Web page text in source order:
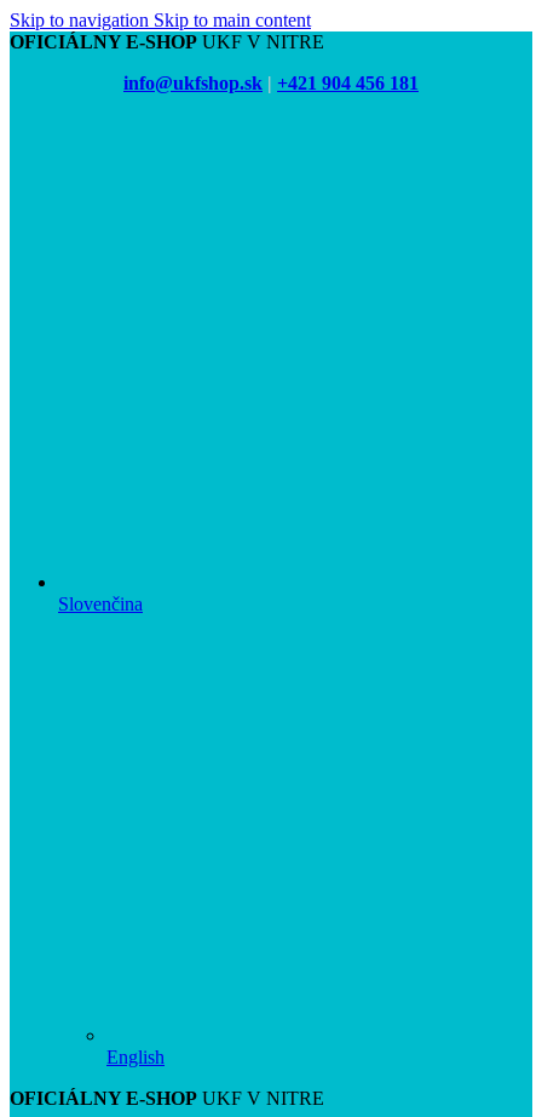
Skip to navigation Skip to main content
OFICIÁLNY E-SHOP UKF V NITRE
info@ukfshop.sk | +421 904 456 181
Slovenčina
English
OFICIÁLNY E-SHOP UKF V NITRE